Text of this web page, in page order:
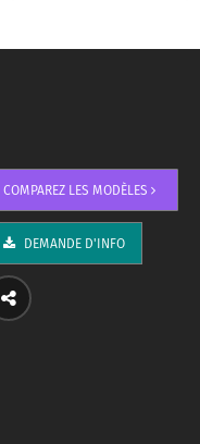
COMPAREZ LES MODÈLES
DEMANDE D'INFO